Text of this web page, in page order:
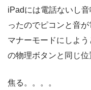
iPadには電話ないし
ったのでピコンと音
マナーモードにしよ
の物理ボタンと同じ位
焦る。。。。